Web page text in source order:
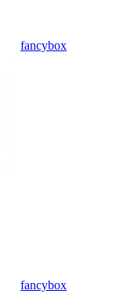
fancybox
fancybox